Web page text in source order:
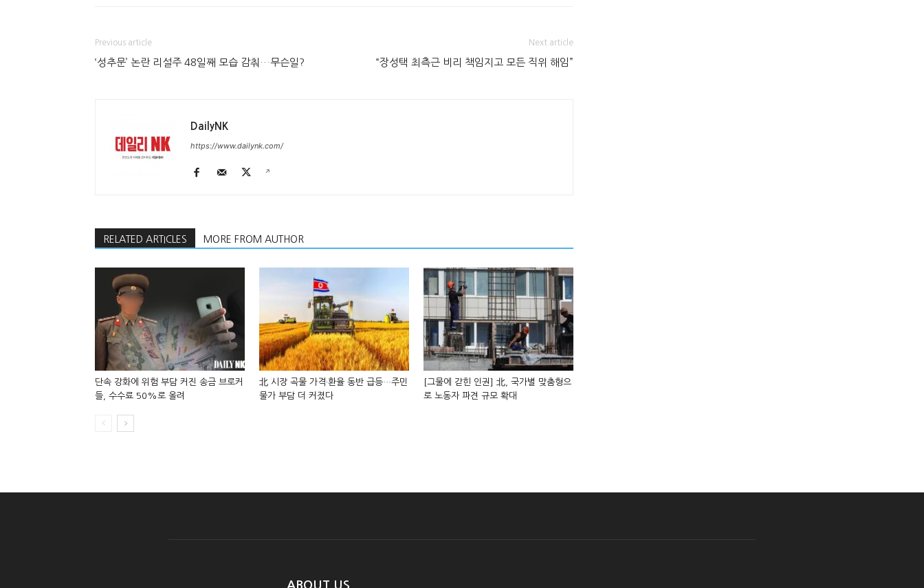
Previous article
‘성추문’ 논란 리설주 48일째 모습 감춰…무슨일?
Next article
“장성택 최측근 비리 책임지고 모든 직위 해임”
DailyNK
https://www.dailynk.com/
RELATED ARTICLES MORE FROM AUTHOR
단속 강화에 위험 부담 커진 송금 브로커
들, 수수료 50%로 올려
北 시장 곡물 가격·환율 동반 급등…주민
물가 부담 더 커졌다
[그물에 갇힌 인권] 北, 국가별 맞춤형으
로 노동자 파견 규모 확대
ABOUT US